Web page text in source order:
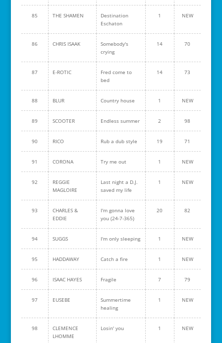
85 THE SHAMEN
Destination
Eschaton
1 NEW
86 CHRIS ISAAK
Somebody's
crying
14 70
87 E-ROTIC
Fred come to
bed
14 73
88 BLUR Country house 1 NEW
89 SCOOTER Endless summer 2 98
90 RICO Rub a dub style 19 71
91 CORONA Try me out 1 NEW
92
REGGIE
MAGLOIRE
Last night a D.J.
saved my life
1 NEW
93
CHARLES &
EDDIE
I'm gonna love
you (24-7-365)
20 82
94 SUGGS I'm only sleeping 1 NEW
95 HADDAWAY Catch a fire 1 NEW
96 ISAAC HAYES Fragile 7 79
97 EUSEBE
Summertime
healing
1 NEW
98
CLEMENCE
LHOMME
Losin' you 1 NEW